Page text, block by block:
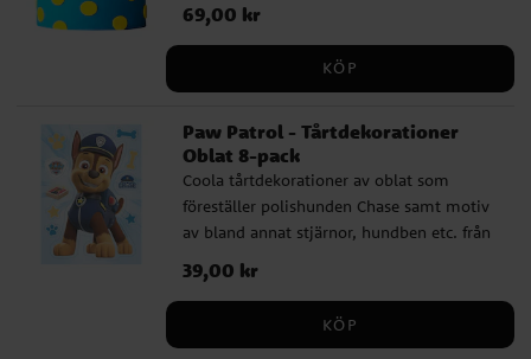
snygg vision inför varje kalas med PAW
Patrol tema. Tårtljusen är ca 7,5 cm höga
och bör ha ett avstånd på ca 5 cm mellan
säkerheten.
Pris :69,00 kr
69,00 kr
KÖP
Paw Patrol - Tårtdekorationer
Oblat 8-pack
Coola tårtdekorationer av oblat som
föreställer polishunden Chase samt motiv
av bland annat stjärnor, hundben etc. från
hundgänget Paw Patrol. Gör din tårta extra
speciell med dessa dekorationer.
dekorationer i olika storlekar. Ingredienser:
Pris:39,00 kr
39,00 kr
KÖP